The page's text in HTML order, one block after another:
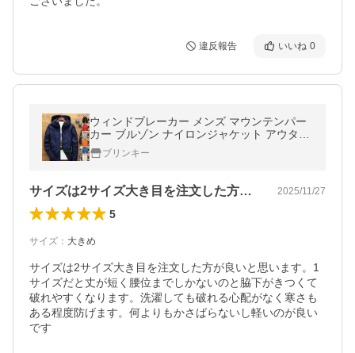
違反報告 いいね 0
ウィンドブレーカー メンズ マウンテンパー
カー ブルゾン ナイロンジャケット アウター
コート 大きいサイズ カジュアル 防風 シンプ
ル ブリンキー
サイズは2サイズ大き目を注文した方が良… 2025/11/27
5
サイズ ： 大きめ
サイズは2サイズ大き目を注文した方が良いと思います。1
サイズだと丈が短く腰位までしかないのと脇下がきつくて
破れやすくなります。洗濯しても破れる心配がなく寒さも
ある程度防げます。何よりもかさばらないし軽いのが良い
です